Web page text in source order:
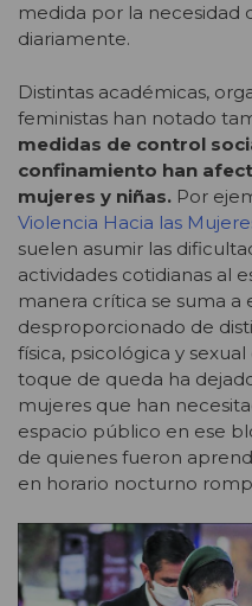
medida por la necesidad
diariamente.
Distintas académicas,
feministas han notado
medidas de control
confinamiento han
mujeres y niñas. Por
Violencia Hacia las
suelen asumir las
actividades cotidianas al
manera crítica se suma
desproporcionado de
física, psicológica y
toque de queda ha
mujeres que han
espacio público en ese
de quienes fueron
en horario nocturno